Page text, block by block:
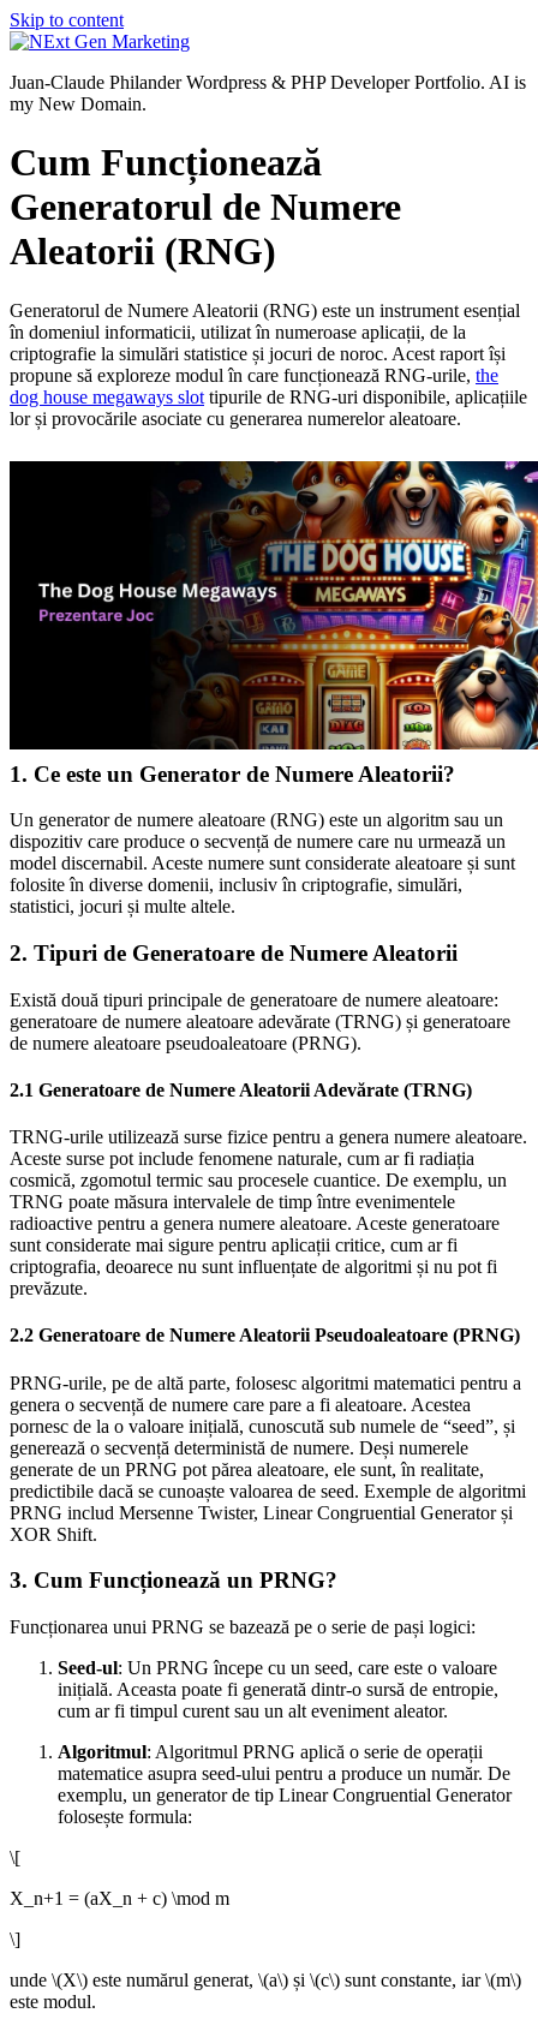
Skip to content
Juan-Claude Philander Wordpress & PHP Developer Portfolio. AI is
my New Domain.
Cum Funcționează
Generatorul de Numere
Aleatorii (RNG)
Generatorul de Numere Aleatorii (RNG) este un instrument esențial
în domeniul informaticii, utilizat în numeroase aplicații, de la
criptografie la simulări statistice și jocuri de noroc. Acest raport își
propune să exploreze modul în care funcționează RNG-urile, the
dog house megaways slot tipurile de RNG-uri disponibile, aplicațiile
lor și provocările asociate cu generarea numerelor aleatoare.
1. Ce este un Generator de Numere Aleatorii?
Un generator de numere aleatoare (RNG) este un algoritm sau un
dispozitiv care produce o secvență de numere care nu urmează un
model discernabil. Aceste numere sunt considerate aleatoare și sunt
folosite în diverse domenii, inclusiv în criptografie, simulări,
statistici, jocuri și multe altele.
2. Tipuri de Generatoare de Numere Aleatorii
Există două tipuri principale de generatoare de numere aleatoare:
generatoare de numere aleatoare adevărate (TRNG) și generatoare
de numere aleatoare pseudoaleatoare (PRNG).
2.1 Generatoare de Numere Aleatorii Adevărate (TRNG)
TRNG-urile utilizează surse fizice pentru a genera numere aleatoare.
Aceste surse pot include fenomene naturale, cum ar fi radiația
cosmică, zgomotul termic sau procesele cuantice. De exemplu, un
TRNG poate măsura intervalele de timp între evenimentele
radioactive pentru a genera numere aleatoare. Aceste generatoare
sunt considerate mai sigure pentru aplicații critice, cum ar fi
criptografia, deoarece nu sunt influențate de algoritmi și nu pot fi
prevăzute.
2.2 Generatoare de Numere Aleatorii Pseudoaleatoare (PRNG)
PRNG-urile, pe de altă parte, folosesc algoritmi matematici pentru a
genera o secvență de numere care pare a fi aleatoare. Acestea
pornesc de la o valoare inițială, cunoscută sub numele de “seed”, și
generează o secvență deterministă de numere. Deși numerele
generate de un PRNG pot părea aleatoare, ele sunt, în realitate,
predictibile dacă se cunoaște valoarea de seed. Exemple de algoritmi
PRNG includ Mersenne Twister, Linear Congruential Generator și
XOR Shift.
3. Cum Funcționează un PRNG?
Funcționarea unui PRNG se bazează pe o serie de pași logici:
Seed-ul: Un PRNG începe cu un seed, care este o valoare
inițială. Aceasta poate fi generată dintr-o sursă de entropie,
cum ar fi timpul curent sau un alt eveniment aleator.
Algoritmul: Algoritmul PRNG aplică o serie de operații
matematice asupra seed-ului pentru a produce un număr. De
exemplu, un generator de tip Linear Congruential Generator
folosește formula:
\[
X_n+1 = (aX_n + c) \mod m
\]
unde \(X\) este numărul generat, \(a\) și \(c\) sunt constante, iar \(m\)
este modul.